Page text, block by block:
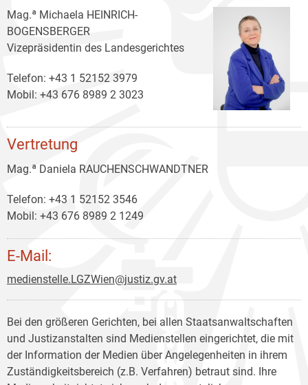
Mag.ª Michaela HEINRICH-
BOGENSBERGER
Vizepräsidentin des Landesgerichtes
Telefon: +43 1 52152 3979
Mobil: +43 676 8989 2 3023
Vertretung
Mag.ª Daniela RAUCHENSCHWANDTNER
Telefon: +43 1 52152 3546
Mobil: +43 676 8989 2 1249
E-Mail:
medienstelle.LGZWien@justiz.gv.at
Bei den größeren Gerichten, bei allen Staatsanwaltschaften
und Justizanstalten sind Medienstellen eingerichtet, die mit
der Information der Medien über Angelegenheiten in ihrem
Zuständigkeitsbereich (z.B. Verfahren) betraut sind. Ihre